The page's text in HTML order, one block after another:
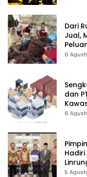
Dari
Jual,
6
dan
6
Hadiri
5